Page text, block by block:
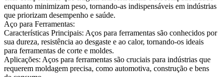
enquanto minimizam peso, tornando-as indispensáveis em indústrias
que priorizam desempenho e saúde.
Aço para Ferramentas:
Características Principais: Aços para ferramentas são conhecidos por
sua dureza, resistência ao desgaste e ao calor, tornando-os ideais
para ferramentas de corte e moldes.
Aplicações: Aços para ferramentas são cruciais para indústrias que
requerem moldagem precisa, como automotiva, construção e bens